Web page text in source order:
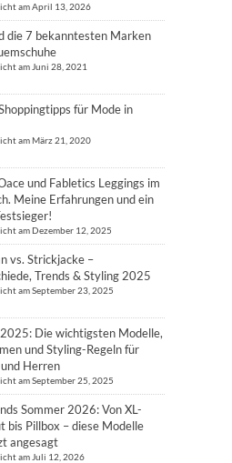
am April 13, 2026
die 7 bekanntesten Marken
am Juni 28, 2021
für Mode in
am März 21, 2020
und Fabletics Leggings im
Meine Erfahrungen und ein
am Dezember 12, 2025
vs. Strickjacke –
Trends & Styling 2025
am September 23, 2025
Die wichtigsten Modelle,
und Styling-Regeln für
Herren
am September 25, 2025
Sommer 2026: Von XL-
bis Pillbox – diese Modelle
angesagt
am Juli 12, 2026